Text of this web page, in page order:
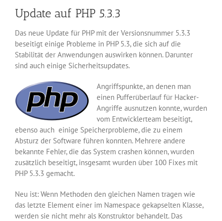
Update auf PHP 5.3.3
Das neue Update für PHP mit der Versionsnummer 5.3.3
beseitigt einige Probleme in PHP 5.3, die sich auf die
Stabilität der Anwendungen auswirken können. Darunter
sind auch einige Sicherheitsupdates.
Angriffspunkte, an denen man
einen Pufferüberlauf für Hacker-
Angriffe ausnutzen konnte, wurden
vom Entwicklerteam beseitigt,
ebenso auch einige Speicherprobleme, die zu einem
Absturz der Software führen konnten. Mehrere andere
bekannte Fehler, die das System crashen können, wurden
zusätzlich beseitigt, insgesamt wurden über 100 Fixes mit
PHP 5.3.3 gemacht.
Neu ist: Wenn Methoden den gleichen Namen tragen wie
das letzte Element einer im Namespace gekapselten Klasse,
werden sie nicht mehr als Konstruktor behandelt. Das